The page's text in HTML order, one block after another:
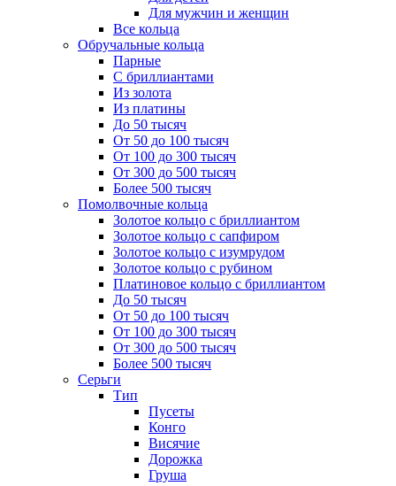
Для мужчин и женщин
Все кольца
Обручальные кольца
Парные
С бриллиантами
Из золота
Из платины
До 50 тысяч
От 50 до 100 тысяч
От 100 до 300 тысяч
От 300 до 500 тысяч
Более 500 тысяч
Помолвочные кольца
Золотое кольцо с бриллиантом
Золотое кольцо с сапфиром
Золотое кольцо с изумрудом
Золотое кольцо с рубином
Платиновое кольцо с бриллиантом
До 50 тысяч
От 50 до 100 тысяч
От 100 до 300 тысяч
От 300 до 500 тысяч
Более 500 тысяч
Серьги
Тип
Пусеты
Конго
Висячие
Дорожка
Груша